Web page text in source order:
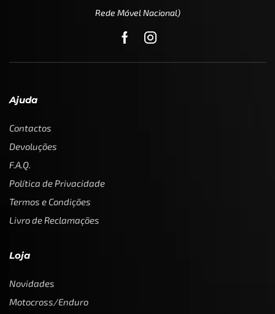
Rede Móvel Nacional)
Ajuda
Contactos
Devoluções
F.A.Q.
Política de Privacidade
Termos e Condições
Livro de Reclamações
Loja
Novidades
Motocross/Enduro